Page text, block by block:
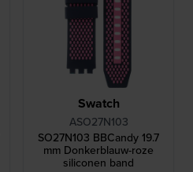
Swatch
ASO27N103
SO27N103 BBCandy 19.7
mm Donkerblauw-roze
siliconen band